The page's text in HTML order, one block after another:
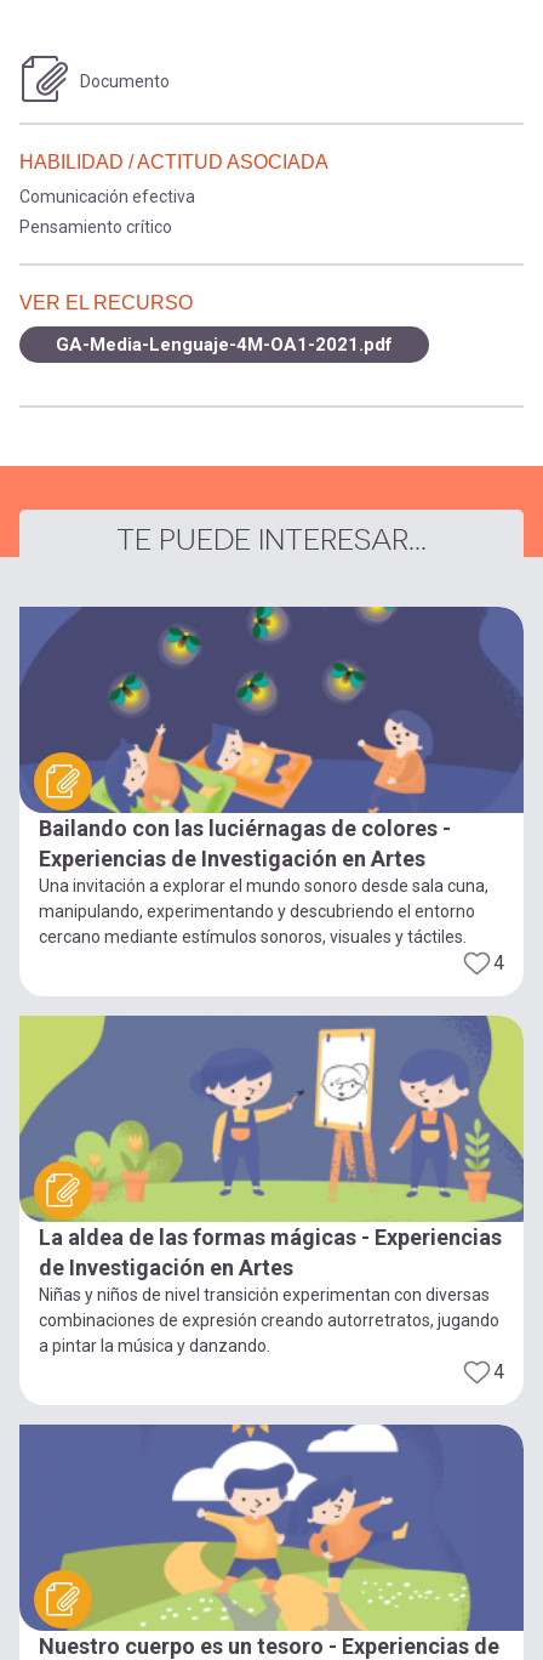
Documento
HABILIDAD / ACTITUD ASOCIADA
Comunicación efectiva
Pensamiento crítico
VER EL RECURSO
GA-Media-Lenguaje-4M-OA1-2021.pdf
TE PUEDE INTERESAR...
Bailando con las luciérnagas de colores -
Experiencias de Investigación en Artes
Una invitación a explorar el mundo sonoro desde sala cuna,
manipulando, experimentando y descubriendo el entorno
cercano mediante estímulos sonoros, visuales y táctiles.
4
La aldea de las formas mágicas - Experiencias
de Investigación en Artes
Niñas y niños de nivel transición experimentan con diversas
combinaciones de expresión creando autorretratos, jugando
a pintar la música y danzando.
4
Nuestro cuerpo es un tesoro - Experiencias de